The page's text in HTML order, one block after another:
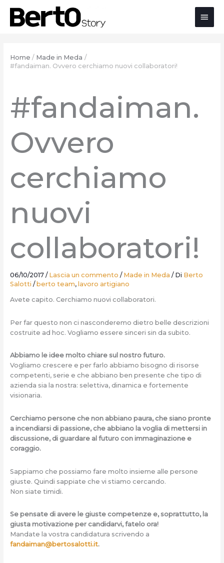
contenuto
navigazione
contenuto
Home
Made in Meda
#fandaiman. Ovvero cerchiamo nuovi collaboratori!
#fandaiman.
Ovvero
cerchiamo
nuovi
collaboratori!
06/10/2017 / Lascia un commento / Made in Meda / Di Berto
Salotti /berto team, lavoro artigiano
Avete capito. Cerchiamo nuovi collaboratori.
Per far questo non ci nasconderemo dietro belle descrizioni
costruite ad hoc. Vogliamo essere sinceri sin da subito.
Abbiamo le idee molto chiare sul nostro futuro.
Vogliamo crescere e per farlo abbiamo bisogno di risorse
competenti, serie e che abbiano ben presente che tipo di
azienda sia la nostra: selettiva, dinamica e fortemente
visionaria.
Cerchiamo persone che non abbiano paura, che siano pronte
a incendiarsi di passione, che abbiano la voglia di mettersi in
discussione, di guardare al futuro con immaginazione e
coraggio.
Sappiamo che possiamo fare molto insieme alle persone
giuste. Quindi sappiate che vi stiamo cercando.
Non siate timidi.
Se pensate di avere le giuste competenze e, soprattutto, la
giusta motivazione per candidarvi, fatelo ora!
Mandate la vostra candidatura scrivendo a
fandaiman@bertosalotti.it.